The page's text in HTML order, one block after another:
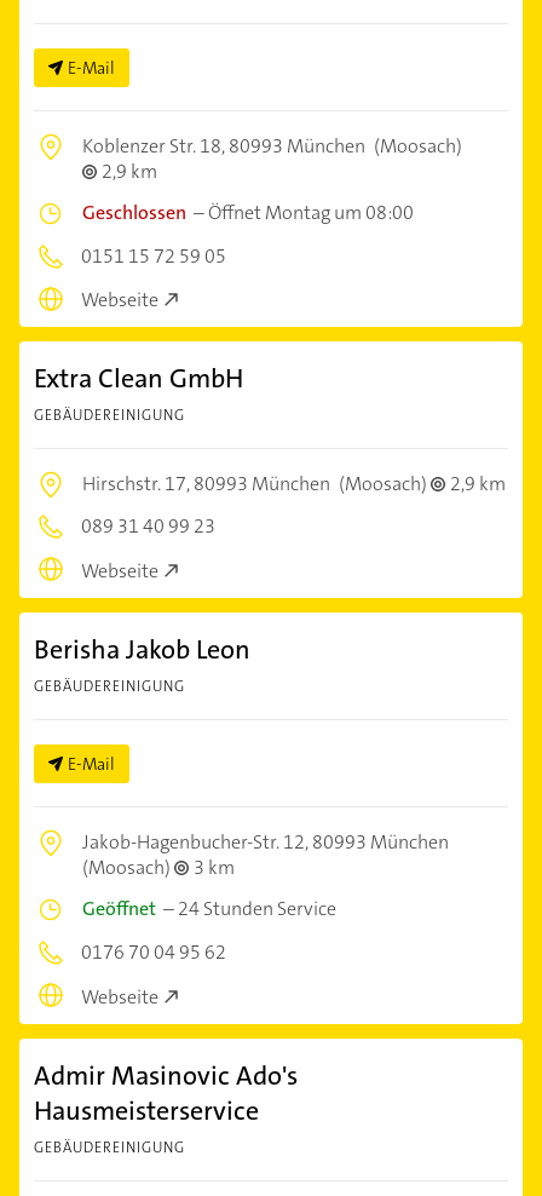
E-Mail
Koblenzer Str. 18,80993 München (Moosach)
2,9 km
Geschlossen –Öffnet Montag um 08:00
0151 15 72 59 05
Webseite
Extra Clean GmbH
GEBÄUDEREINIGUNG
Hirschstr. 17,80993 München (Moosach)
2,9 km
089 31 40 99 23
Webseite
Berisha Jakob Leon
GEBÄUDEREINIGUNG
E-Mail
Jakob-Hagenbucher-Str. 12,80993 München
(Moosach)
3 km
Geöffnet –24 Stunden Service
0176 70 04 95 62
Webseite
Admir Masinovic Ado's
Hausmeisterservice
GEBÄUDEREINIGUNG